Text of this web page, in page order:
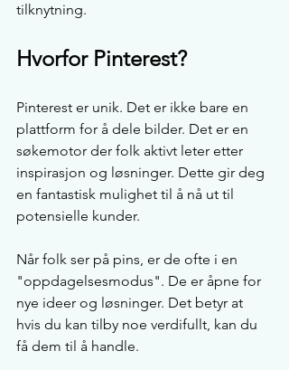
tilknytning.
Hvorfor Pinterest?
Pinterest er unik. Det er ikke bare en
plattform for å dele bilder. Det er en
søkemotor der folk aktivt leter etter
inspirasjon og løsninger. Dette gir deg
en fantastisk mulighet til å nå ut til
potensielle kunder.
Når folk ser på pins, er de ofte i en
"oppdagelsesmodus". De er åpne for
nye ideer og løsninger. Det betyr at
hvis du kan tilby noe verdifullt, kan du
få dem til å handle.